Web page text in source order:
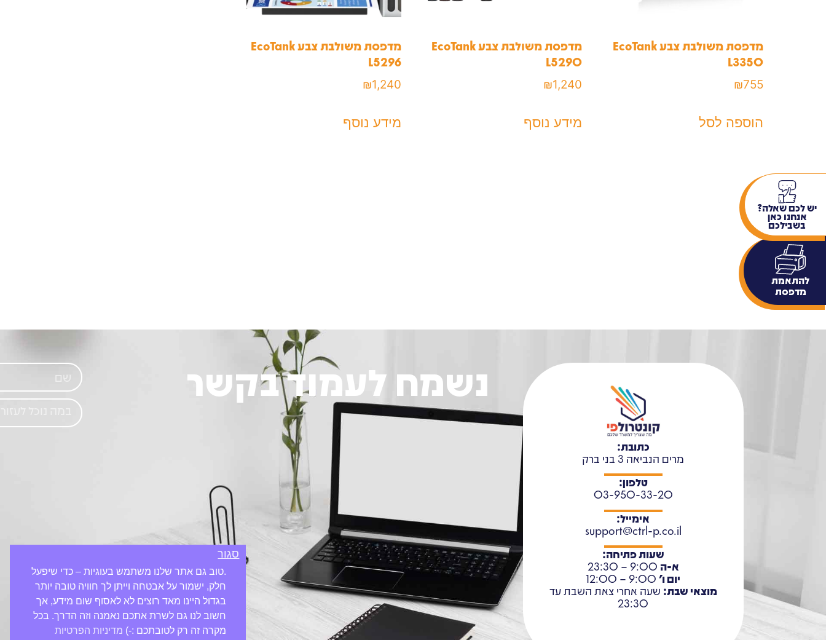
מדפסת משולבת צבע EcoTank
L3350
₪755
הוספה לסל
מדפסת משולבת צבע EcoTank
L5290
₪1,240
מידע נוסף
מדפסת משולבת צבע EcoTank
L5296
₪1,240
מידע נוסף
.טוב גם אתר שלנו משתמש בעוגיות – כדי שיפעל
חלק, ישמור על אבטחה וייתן לך חוויה טובה יותר
בגדול היינו מאד רוצים לא לאסוף שום מידע, אך
חשוב לנו גם לשרת אתכם נאמנה וזה הדרך. בכל
מקרה זה רק לטובתכם :-) מדיניות הפרטיות
סגור
יש לכם שאלה?
אנחנו כאן
בשבילכם
להתאמת
מדפסת
כתובת:
מרים הנביאה 3 בני ברק
טלפון:
03-950-33-20
אימייל:
support@ctrl-p.co.il
שעות פתיחה:
א-ה
יום ו'9:00 – 12:00
מוצאי שבת: שעה אחרי צאת השבת עד
23:30
נשמח לעמוד בקשר